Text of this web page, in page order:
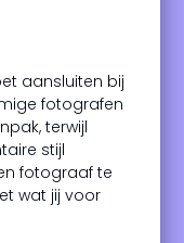
aansluiten bij
fotografen
terwijl
stijl
fotograaf te
wat jij voor